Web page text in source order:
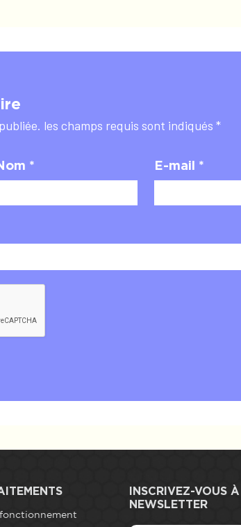
les champs requis sont indiqués *
* E-mail *
INSCRIVEZ-VOUS
NEWSLETTER